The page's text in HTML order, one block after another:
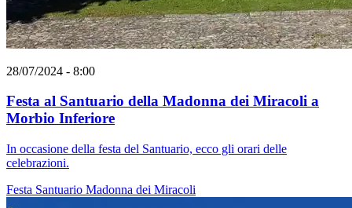
28/07/2024 - 8:00
Festa al Santuario della Madonna dei Miracoli a
Morbio Inferiore
In occasione della festa del Santuario, ecco gli orari delle
celebrazioni.
Festa Santuario Madonna dei Miracoli